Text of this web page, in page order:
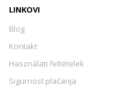
LINKOVI
Blog
Kontakt
Használati feltételek
Sigurnost plaćanja